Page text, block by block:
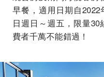
早餐，適用日期自2022
日週日～週五，限量
費者千萬不能錯過！